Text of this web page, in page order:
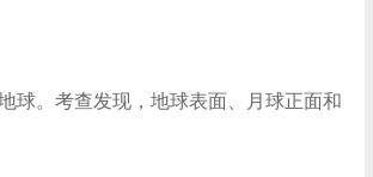
球。考查发现，地球表面、月球正面和